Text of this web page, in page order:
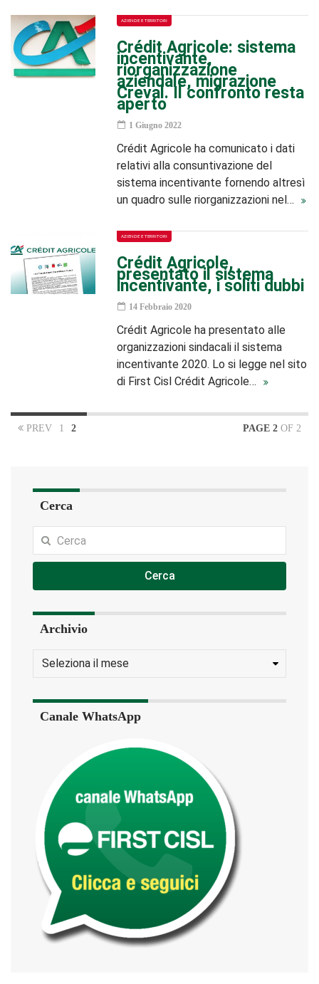
AZIENDE E TERRITORI
Crédit Agricole: sistema
incentivante,
riorganizzazione
aziendale, migrazione
Creval. Il confronto resta
aperto
1 Giugno 2022
Crédit Agricole ha comunicato i dati
relativi alla consuntivazione del
sistema incentivante fornendo altresì
un quadro sulle riorganizzazioni nel…
AZIENDE E TERRITORI
Crédit Agricole,
presentato il sistema
incentivante, i soliti dubbi
14 Febbraio 2020
Crédit Agricole ha presentato alle
organizzazioni sindacali il sistema
incentivante 2020. Lo si legge nel sito
di First Cisl Crédit Agricole…
PREV 1 2 PAGE 2 OF 2
Cerca
Cerca
Archivio
Canale WhatsApp